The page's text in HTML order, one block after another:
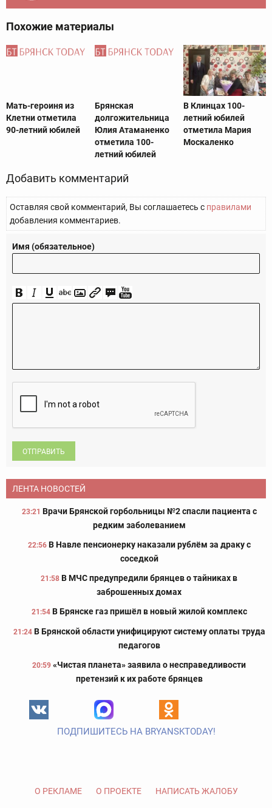
Похожие материалы
Мать-героиня из
Клетни отметила
90-летний юбилей
Брянская
долгожительница
Юлия Атаманенко
отметила 100-
летний юбилей
В Клинцах 100-
летний юбилей
отметила Мария
Москаленко
Добавить комментарий
Оставляя свой комментарий, Вы соглашаетесь с правилами
добавления комментариев.
Имя (обязательное)
ОТПРАВИТЬ
ЛЕНТА НОВОСТЕЙ
23:21 Врачи Брянской горбольницы №2 спасли пациента с
редким заболеванием
22:56 В Навле пенсионерку наказали рублём за драку с
соседкой
21:58 В МЧС предупредили брянцев о тайниках в
заброшенных домах
21:54 В Брянске газ пришёл в новый жилой комплекс
21:24 В Брянской области унифицируют систему оплаты труда
педагогов
20:59 «Чистая планета» заявила о несправедливости
претензий к их работе брянцев
ПОДПИШИТЕСЬ НА BRYANSKTODAY!
О РЕКЛАМЕ О ПРОЕКТЕ НАПИСАТЬ ЖАЛОБУ